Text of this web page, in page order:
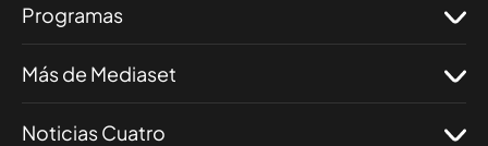
Programas
Más de Mediaset
Noticias Cuatro